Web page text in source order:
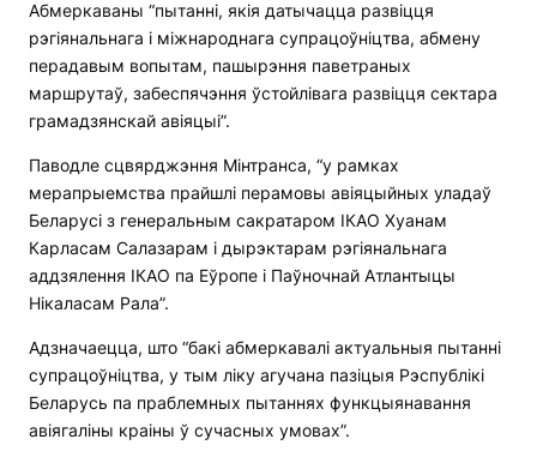
Абмеркаваны “пытанні, якія датычацца развіцця
рэгіянальнага і міжнароднага супрацоўніцтва, абмену
перадавым вопытам, пашырэння паветраных
маршрутаў, забеспячэння ўстойлівага развіцця сектара
грамадзянскай авіяцыі”.
Паводле сцвярджэння Мінтранса, “у рамках
мерапрыемства прайшлі перамовы авіяцыйных уладаў
Беларусі з генеральным сакратаром ІКАО Хуанам
Карласам Салазарам і дырэктарам рэгіянальнага
аддзялення ІКАО па Еўропе і Паўночнай Атлантыцы
Нікаласам Рала”.
Адзначаецца, што “бакі абмеркавалі актуальныя пытанні
супрацоўніцтва, у тым ліку агучана пазіцыя Рэспублікі
Беларусь па праблемных пытаннях функцыянавання
авіягаліны краіны ў сучасных умовах”.